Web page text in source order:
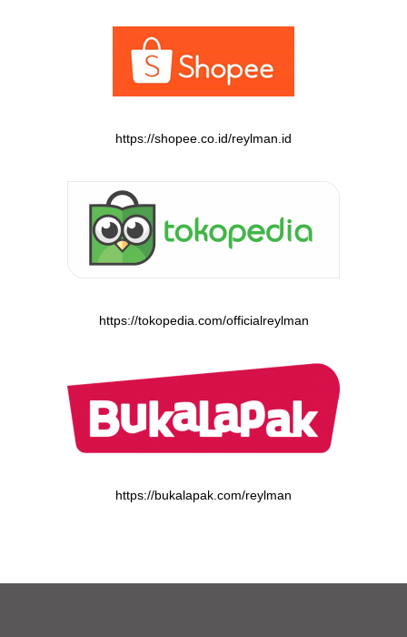
https://shopee.co.id/reylman.id
https://tokopedia.com/officialreylman
https://bukalapak.com/reylman